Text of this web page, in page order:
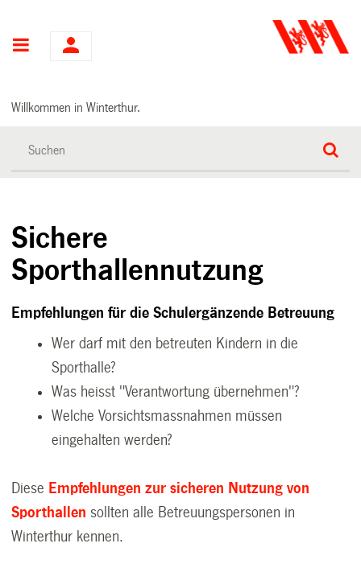
Hauptnavigation
Willkommen in Winterthur.
Sichere
Sporthallennutzung
Empfehlungen für die Schulergänzende Betreuung
Wer darf mit den betreuten Kindern in die
Sporthalle?
Was heisst "Verantwortung übernehmen"?
Welche Vorsichtsmassnahmen müssen
eingehalten werden?
Diese Empfehlungen zur sicheren Nutzung von
Sporthallensollten alle Betreuungspersonen in
Winterthur kennen.